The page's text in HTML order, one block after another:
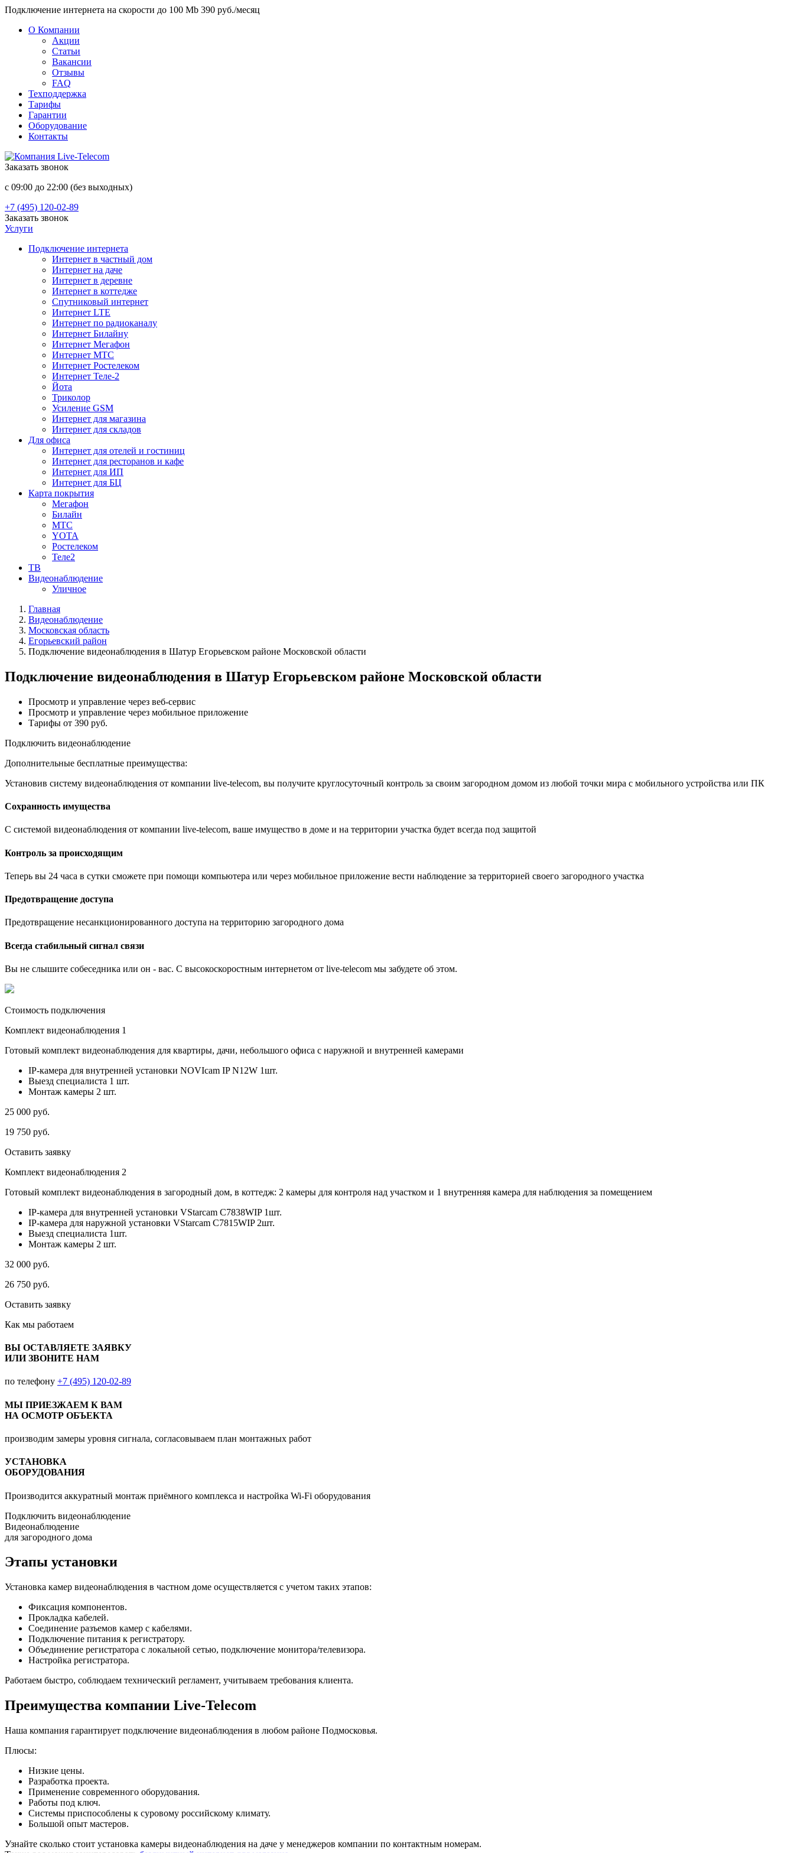
Подключение интернета на скорости до 100 Mb 390 руб./месяц
О Компании
Акции
Статьи
Вакансии
Отзывы
FAQ
Техподдержка
Тарифы
Гарантии
Оборудование
Контакты
Заказать звонок
с 09:00 до 22:00 (без выходных)
+7 (495) 120-02-89
Заказать звонок
Услуги
Подключение интернета
Интернет в частный дом
Интернет на даче
Интернет в деревне
Интернет в коттедже
Спутниковый интернет
Интернет LTE
Интернет по радиоканалу
Интернет Билайну
Интернет Мегафон
Интернет МТС
Интернет Ростелеком
Интернет Теле-2
Йота
Триколор
Усиление GSM
Интернет для магазина
Интернет для складов
Для офиса
Интернет для отелей и гостиниц
Интернет для ресторанов и кафе
Интернет для ИП
Интернет для БЦ
Карта покрытия
Мегафон
Билайн
МТС
YOTA
Ростелеком
Теле2
ТВ
Видеонаблюдение
Уличное
Главная
Видеонаблюдение
Московская область
Егорьевский район
Подключение видеонаблюдения в Шатур Егорьевском районе Московской области
Подключение видеонаблюдения в Шатур Егорьевском районе Московской области
Просмотр и управление через веб-сервис
Просмотр и управление через мобильное приложение
Тарифы от 390 руб.
Подключить видеонаблюдение
Дополнительные бесплатные преимущества:
Установив систему видеонаблюдения от компании live-telecom, вы получите круглосуточный контроль за своим загородном домом из любой точки мира с мобильного устройства или ПК
Сохранность имущества
С системой видеонаблюдения от компании live-telecom, ваше имущество в доме и на территории участка будет всегда под защитой
Контроль за происходящим
Теперь вы 24 часа в сутки сможете при помощи компьютера или через мобильное приложение вести наблюдение за территорией своего загородного участка
Предотвращение доступа
Предотвращение несанкционированного доступа на территорию загородного дома
Всегда стабильный сигнал связи
Вы не слышите собеседника или он - вас. С высокоскоростным интернетом от live-telecom мы забудете об этом.
Стоимость подключения
Комплект видеонаблюдения 1
Готовый комплект видеонаблюдения для квартиры, дачи, небольшого офиса с наружной и внутренней камерами
IP-камера для внутренней установки NOVIcam IP N12W 1шт.
Выезд специалиста 1 шт.
Монтаж камеры 2 шт.
25 000 руб.
19 750 руб.
Оставить заявку
Комплект видеонаблюдения 2
Готовый комплект видеонаблюдения в загородный дом, в коттедж: 2 камеры для контроля над участком и 1 внутренняя камера для наблюдения за помещением
IP-камера для внутренней установки VStarcam C7838WIP 1шт.
IP-камера для наружной установки VStarcam C7815WIP 2шт.
Выезд специалиста 1шт.
Монтаж камеры 2 шт.
32 000 руб.
26 750 руб.
Оставить заявку
Как мы работаем
ВЫ ОСТАВЛЯЕТЕ ЗАЯВКУ
ИЛИ ЗВОНИТЕ НАМ
по телефону +7 (495) 120-02-89
МЫ ПРИЕЗЖАЕМ К ВАМ
НА ОСМОТР ОБЪЕКТА
производим замеры уровня сигнала, согласовываем план монтажных работ
УСТАНОВКА
ОБОРУДОВАНИЯ
Производится аккуратный монтаж приёмного комплекса и настройка Wi-Fi оборудования
Подключить видеонаблюдение
Видеонаблюдение
для загородного дома
Этапы установки
Установка камер видеонаблюдения в частном доме осуществляется с учетом таких этапов:
Фиксация компонентов.
Прокладка кабелей.
Соединение разъемов камер с кабелями.
Подключение питания к регистратору.
Объединение регистратора с локальной сетью, подключение монитора/телевизора.
Настройка регистратора.
Работаем быстро, соблюдаем технический регламент, учитываем требования клиента.
Преимущества компании Live-Telecom
Наша компания гарантирует подключение видеонаблюдения в любом районе Подмосковья.
Плюсы:
Низкие цены.
Разработка проекта.
Применение современного оборудования.
Работы под ключ.
Системы приспособлены к суровому российскому климату.
Большой опыт мастеров.
Узнайте сколько стоит установка камеры видеонаблюдения на даче у менеджеров компании по контактным номерам.